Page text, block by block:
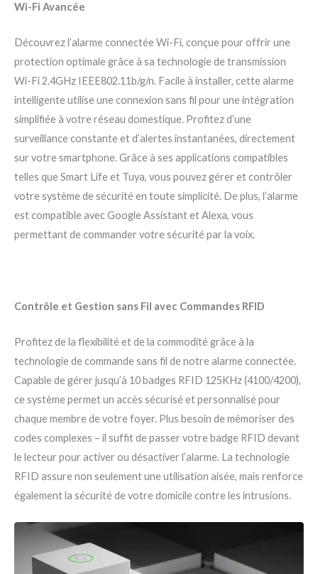
Wi-Fi Avancée
Découvrez l’alarme connectée Wi-Fi, conçue pour offrir une
protection optimale grâce à sa technologie de transmission
Wi-Fi 2.4GHz IEEE802.11b/g/n. Facile à installer, cette alarme
intelligente utilise une connexion sans fil pour une intégration
simplifiée à votre réseau domestique. Profitez d’une
surveillance constante et d’alertes instantanées, directement
sur votre smartphone. Grâce à ses applications compatibles
telles que Smart Life et Tuya, vous pouvez gérer et contrôler
votre système de sécurité en toute simplicité. De plus, l’alarme
est compatible avec Google Assistant et Alexa, vous
permettant de commander votre sécurité par la voix.
Contrôle et Gestion sans Fil avec Commandes RFID
Profitez de la flexibilité et de la commodité grâce à la
technologie de commande sans fil de notre alarme connectée.
Capable de gérer jusqu’à 10 badges RFID 125KHz (4100/4200),
ce système permet un accès sécurisé et personnalisé pour
chaque membre de votre foyer. Plus besoin de mémoriser des
codes complexes – il suffit de passer votre badge RFID devant
le lecteur pour activer ou désactiver l’alarme. La technologie
RFID assure non seulement une utilisation aisée, mais renforce
également la sécurité de votre domicile contre les intrusions.